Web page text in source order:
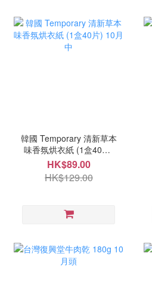
韓國 Temporary 清新草本
味香氛烘衣紙 (1盒40片)
10月中
HK$89.00
HK$129.00